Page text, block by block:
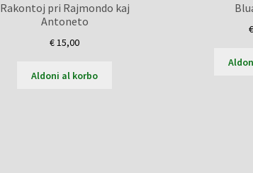
Rakontoj pri Rajmondo kaj
Antoneto
€15,00
Aldoni al korbo
€